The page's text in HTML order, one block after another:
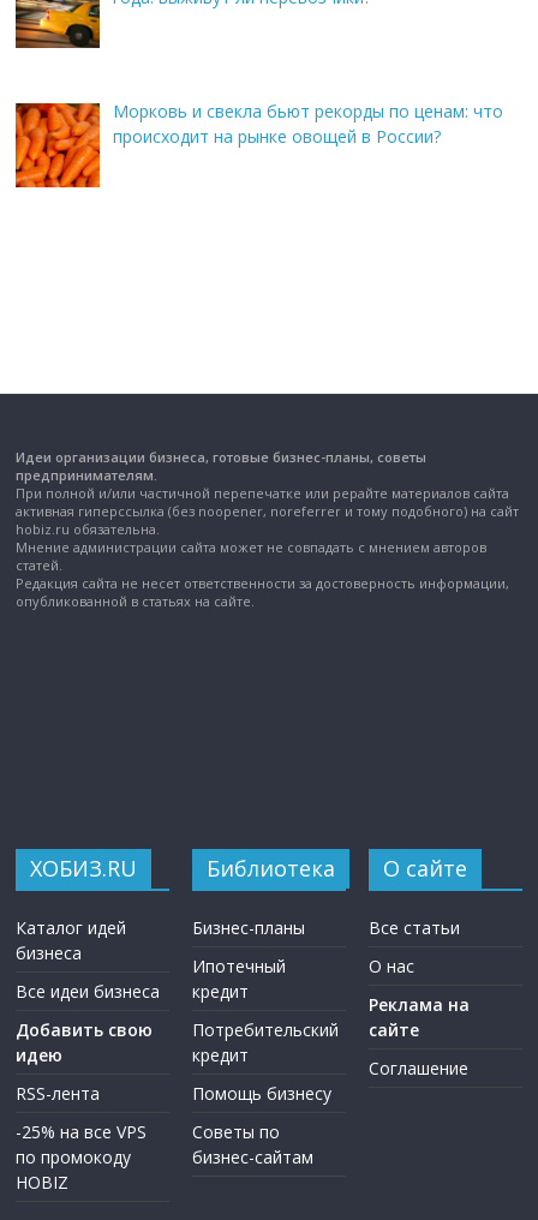
Морковь и свекла бьют рекорды по ценам: что
происходит на рынке овощей в России?
Идеи организации бизнеса, готовые бизнес-планы, советы
предпринимателям.
При полной и/или частичной перепечатке или рерайте материалов сайта
активная гиперссылка (без noopener, noreferrer и тому подобного) на сайт
hobiz.ru обязательна.
Мнение администрации сайта может не совпадать с мнением авторов
статей.
Редакция сайта не несет ответственности за достоверность информации,
опубликованной в статьях на сайте.
ХОБИЗ.RU
Каталог идей
бизнеса
Все идеи бизнеса
Добавить свою
идею
RSS-лента
-25% на все VPS
по промокоду
HOBIZ
Библиотека
Бизнес-планы
Ипотечный
кредит
Потребительский
кредит
Помощь бизнесу
Советы по
бизнес-сайтам
О сайте
Все статьи
О нас
Реклама на
сайте
Соглашение